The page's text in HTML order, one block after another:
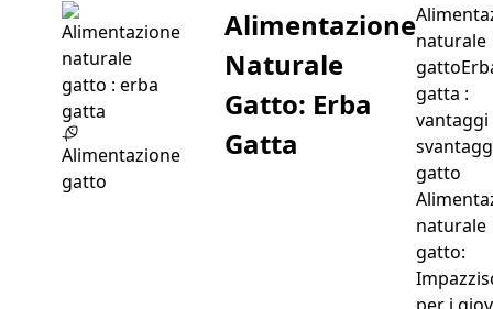
Alimentazione
gatto
Alimentazione
Naturale
Gatto: Erba
Gatta
naturale
gatta :
vantaggi
gatto
naturale
gatto: